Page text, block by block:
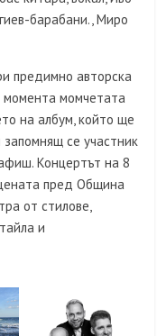
барабани., Миро
предимно авторска
момчетата
на албум, който ще
запомнящ се участник
Концертът на 8
пред Община
от стилове,
и